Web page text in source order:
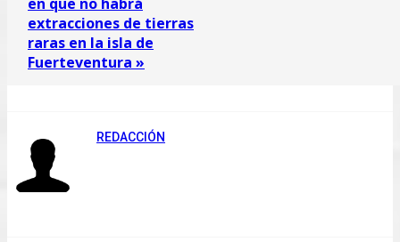
extracciones de tierras
raras en la isla de
Fuerteventura »
REDACCIÓN